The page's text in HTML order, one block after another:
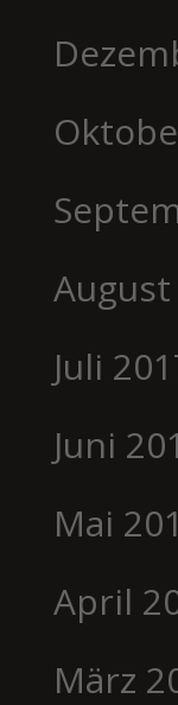
Juli
Juni
Mai
April
März